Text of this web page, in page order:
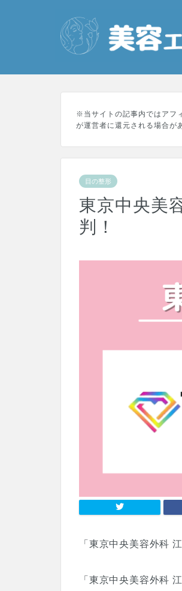
※当サイトの記事内ではアフ
が運営者に還元される場合が
目の整形
東京中央美
判！
「東京中央美容外科
「東京中央美容外科